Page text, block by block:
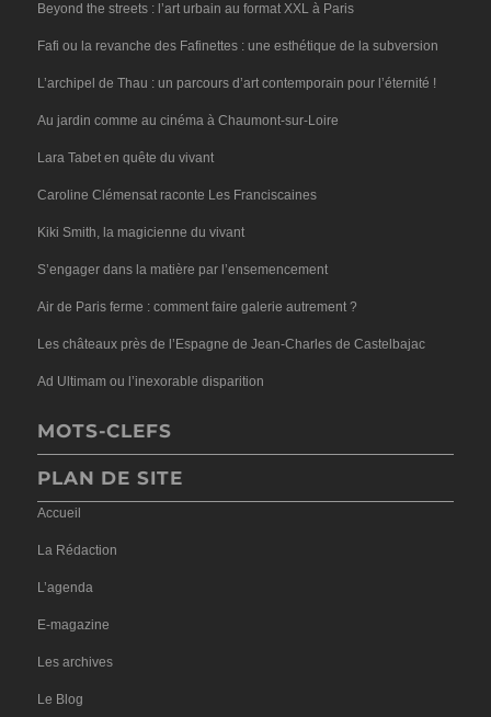
Beyond the streets : l’art urbain au format XXL à Paris
Fafi ou la revanche des Fafinettes : une esthétique de la subversion
L’archipel de Thau : un parcours d’art contemporain pour l’éternité !
Au jardin comme au cinéma à Chaumont-sur-Loire
Lara Tabet en quête du vivant
Caroline Clémensat raconte Les Franciscaines
Kiki Smith, la magicienne du vivant
S’engager dans la matière par l’ensemencement
Air de Paris ferme : comment faire galerie autrement ?
Les châteaux près de l’Espagne de Jean-Charles de Castelbajac
Ad Ultimam ou l’inexorable disparition
MOTS-CLEFS
PLAN DE SITE
Accueil
La Rédaction
L’agenda
E-magazine
Les archives
Le Blog